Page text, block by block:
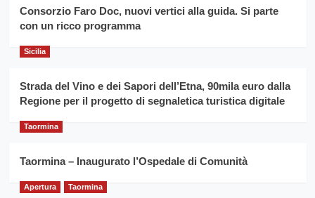
Franco
Caruso
Consorzio Faro Doc, nuovi vertici alla guida. Si parte
con un ricco programma
Sicilia
Strada del Vino e dei Sapori dell’Etna, 90mila euro dalla
Regione per il progetto di segnaletica turistica digitale
Taormina
Taormina – Inaugurato l’Ospedale di Comunità
Apertura Taormina